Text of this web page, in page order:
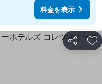
料金を表示
シェア お